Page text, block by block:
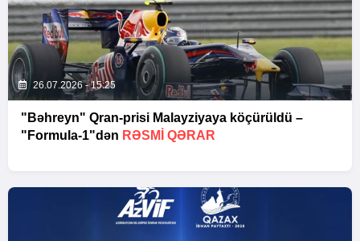
26.07.2026 - 15:25
"Bəhreyn" Qran-prisi Malayziyaya köçürüldü –
"Formula-1"dən RƏSMI QƏRAR